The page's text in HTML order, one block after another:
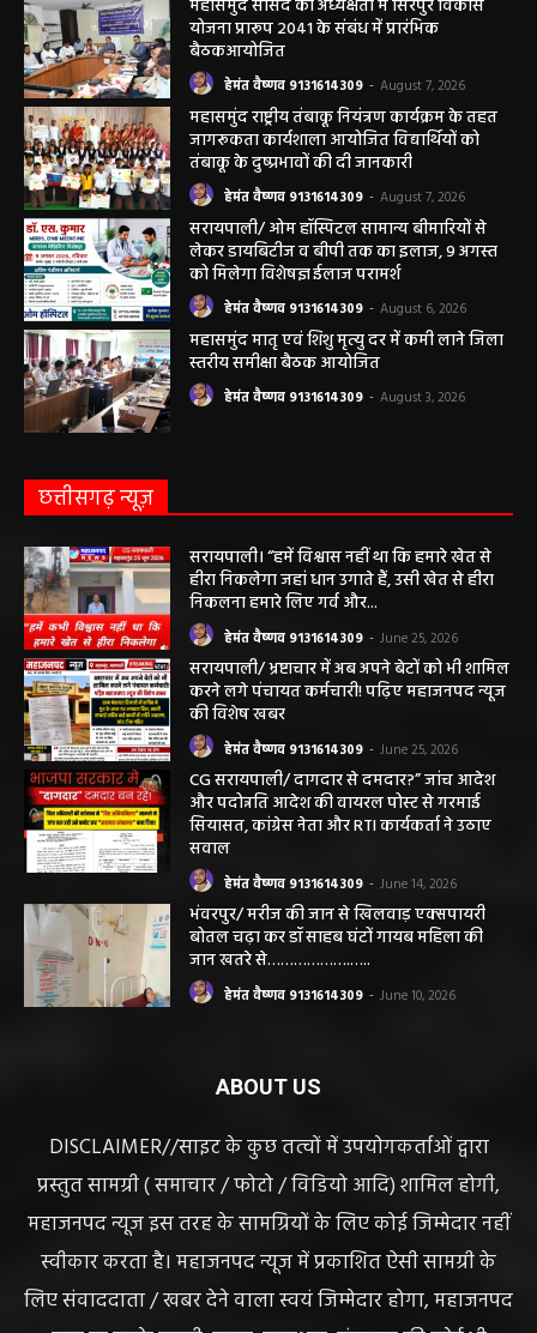
महासमुंद न्यूज़
महासमुंद सांसद की अध्यक्षता में सिरपुर विकास
योजना प्रारूप 2041 के संबंध में प्रारंभिक
बैठकआयोजित
हेमंत वैष्णव 9131614309 - August 7, 2026
महासमुंद राष्ट्रीय तंबाकू नियंत्रण कार्यक्रम के तहत
जागरूकता कार्यशाला आयोजित विद्यार्थियों को
तंबाकू के दुष्प्रभावों की दी जानकारी
हेमंत वैष्णव 9131614309 - August 7, 2026
सरायपाली/ ओम हॉस्पिटल सामान्य बीमारियों से
लेकर डायबिटीज व बीपी तक का इलाज, 9 अगस्त
को मिलेगा विशेषज्ञ ईलाज परामर्श
हेमंत वैष्णव 9131614309 -
महासमुंद मातृ एवं शिशु मृत्यु दर में कमी लाने जिला
छत्तीसगढ़ न्यूज़
सरायपाली। “हमें विश्वास नहीं था कि हमारे खेत से
हीरा निकलेगा जहां धान उगाते हैं, उसी खेत से हीरा
निकलना हमारे लिए गर्व और...
हेमंत वैष्णव 9131614309 June 25, 2026
सरायपाली/ भ्रष्टाचार में अब अपने बेटों को भी शामिल
करने लगे पंचायत कर्मचारी! पढ़िए महाजनपद न्यूज
की विशेष खबर
हेमंत वैष्णव 9131614309 - June 25, 2026
CG सरायपाली/ दागदार से दमदार?” जांच आदेश
और पदोन्नति आदेश की वायरल पोस्ट से गरमाई
सियासत, कांग्रेस नेता और RTI कार्यकर्ता ने उठाए
सवाल
हेमंत वैष्णव 9131614309 June 14, 2026
भंवरपुर/ मरीज की जान से खिलवाड़ एक्सपायरी
बोतल चढ़ा कर डॉ साहब घंटों गायब महिला की
ABOUT US
DISCLAIMER//साइट के कुछ तत्वों में उपयोगकर्ताओं द्वारा
प्रस्तुत सामग्री ( समाचार / फोटो / विडियो आदि) शामिल होगी,
महाजनपद न्यूज इस तरह के सामग्रियों के लिए कोई जिम्मेदार नहीं